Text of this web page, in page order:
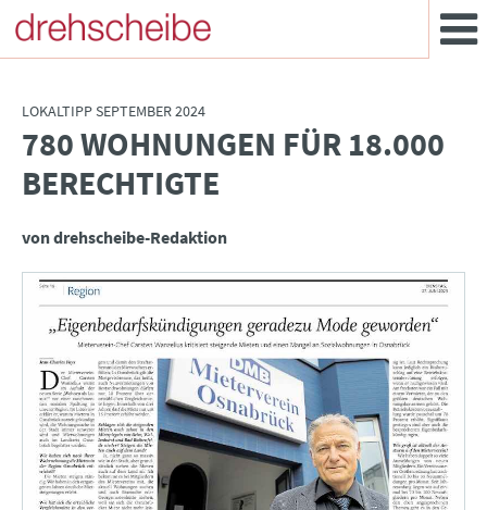
LOKALTIPP SEPTEMBER 2024
:780 WOHNUNGEN FÜR 18.000
BERECHTIGTE
von drehscheibe-Redaktion